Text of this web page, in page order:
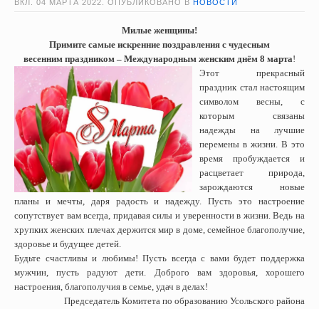
ВКЛ. 04 МАРТА 2022. ОПУБЛИКОВАНО В НОВОСТИ
Милые женщины!
Примите самые искренние поздравления с чудесным
весенним праздником – Международным женским днём 8 марта!
Этот прекрасный
праздник стал настоящим
символом весны, с
которым связаны
надежды на лучшие
перемены в жизни. В это
время пробуждается и
расцветает природа,
зарождаются новые
планы и мечты, даря радость и надежду. Пусть это настроение
сопутствует вам всегда, придавая силы и уверенности в жизни. Ведь на
хрупких женских плечах держится мир в доме, семейное благополучие,
здоровье и будущее детей.
Будьте счастливы и любимы! Пусть всегда с вами будет поддержка
мужчин, пусть радуют дети. Доброго вам здоровья, хорошего
настроения, благополучия в семье, удач в делах!
Председатель Комитета по образованию Усольского района